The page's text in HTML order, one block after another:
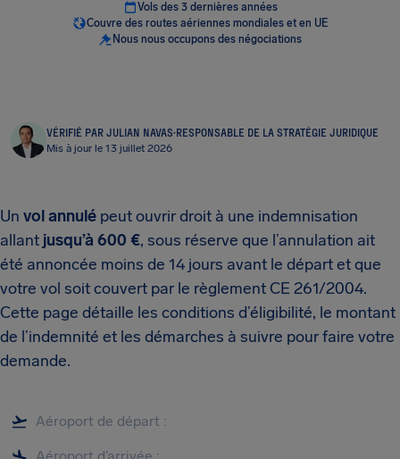
Vols des 3 dernières années
Couvre des routes aériennes mondiales et en UE
Nous nous occupons des négociations
VÉRIFIÉ PAR JULIAN NAVAS·RESPONSABLE DE LA STRATÉGIE JURIDIQUE
Mis à jour le 13 juillet 2026
Un vol annulé peut ouvrir droit à une indemnisation
allant jusqu’à 600 €, sous réserve que l’annulation ait
été annoncée moins de 14 jours avant le départ et que
votre vol soit couvert par le règlement CE 261/2004.
Cette page détaille les conditions d’éligibilité, le montant
de l’indemnité et les démarches à suivre pour faire votre
demande.